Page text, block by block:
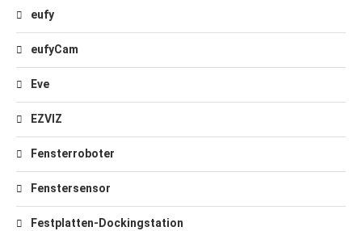
eufy
eufyCam
Eve
EZVIZ
Fensterroboter
Fenstersensor
Festplatten-Dockingstation